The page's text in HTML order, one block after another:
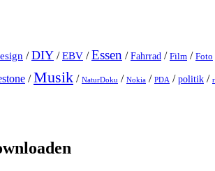
/DIY /EBV /Essen /Fahrrad / Film / Foto
/Musik / NaturDoku / Nokia / PDA /politik /